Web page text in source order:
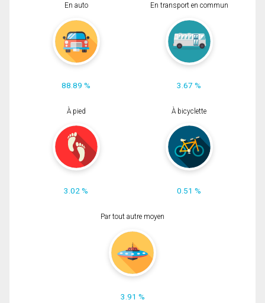
En auto
88.89 %
En transport en commun
3.67 %
À pied
3.02 %
À bicyclette
0.51 %
Par tout autre moyen
3.91 %